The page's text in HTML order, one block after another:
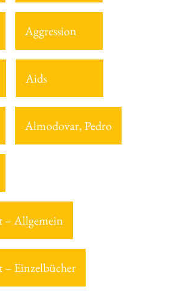
Aggression
Aids
Almodovar, Pedro
– Allgemein
– Einzelbücher